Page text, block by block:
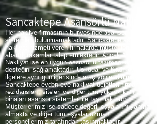
Sancaktepe Asansörlü Nakliyat
Her nakliye firmasının bünyesinde asansör
sistemleri bulunmamaktadır. Sancaktepe asansörlü
nakliyat hizmeti veren firmalarda müşterilerinden
abartılı rakamlar talep etmektedir. Ancak Anı
Nakliyat ise en uygun asansörlü taşımacılık
desteğini sağlamaktadır. Üsküdar ve Kadıköy gibi
ilçelere aynı gün içerisinde araç yönlendirilmektedir.
Sancaktepe evden eve nakliyat ücretleri firmamız
rezidansları, siteleri ve diğer tüm yüksek katlı
binaları asansör sistemleri ile taşımaktadır.
Müşterilerimiz ise sadece değerli eşyalarını yanına
almakta ve diğer tüm eşyalar uzman
personellerimiz tarafından taşınmaktadır.